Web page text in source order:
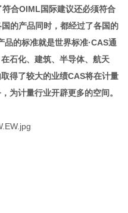
符合OIML国际建议还必须符合
的产品同时，都经过了各国的
品的标准就是世界标准·CAS通
、建筑、半导体、航天
取得了较大的业绩CAS将在计量
为计量行业开辟更多的空间。